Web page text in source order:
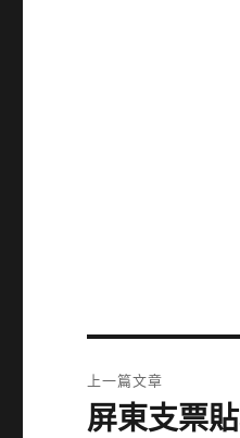
章
上一篇文章
上
屏東支票